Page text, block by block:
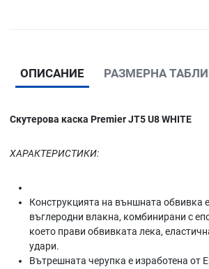
ОПИСАНИЕ РАЗМЕРНА
Скутерова каска Premier JT5 U8 WHITE
ХАРАКТЕРИСТИКИ:
Конструкцията на външната обвивка
въглеродни влакна, комбинирани с
което прави обвивката лека,
удари.
Вътрешната черупка е изработена от